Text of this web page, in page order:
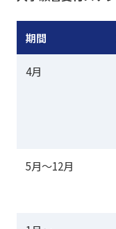
期間
4月
5月～12月